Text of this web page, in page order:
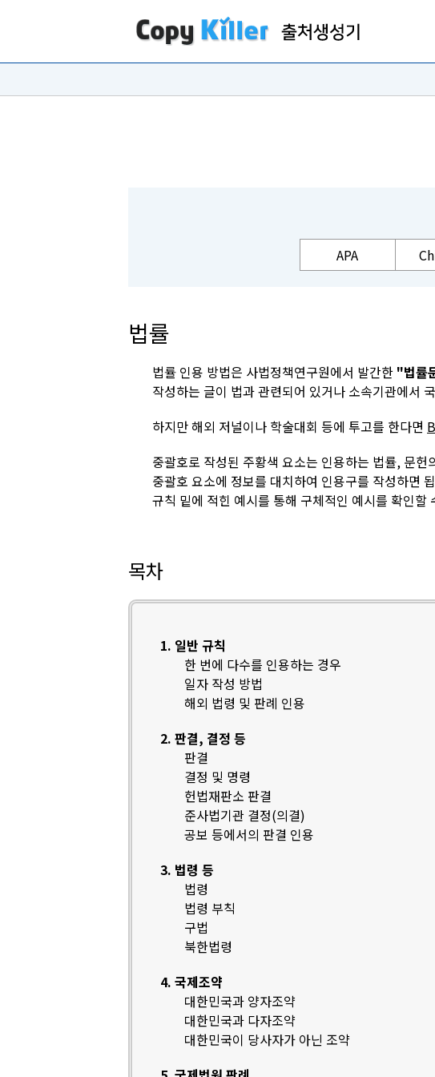
APA
법률
법률 인용 방법은 사법정책연구원에서 발간한 "법률
작성하는 글이 법과 관련되어 있거나 소속기관에서
하지만 해외 저널이나 학술대회 등에 투고를 한다면
중괄호로 작성된 주황색 요소는 인용하는 법률, 문헌
중괄호 요소에 정보를 대치하여 인용구를 작성하면
규칙 밑에 적힌 예시를 통해 구체적인 예시를 확인할
목차
1. 일반 규칙
한 번에 다수를 인용하는 경우
일자 작성 방법
해외 법령 및 판례 인용
2. 판결, 결정 등
판결
결정 및 명령
헌법재판소 판결
준사법기관 결정(의결)
공보 등에서의 판결 인용
3. 법령 등
법령
법령 부칙
구법
북한법령
4. 국제조약
대한민국과 양자조약
대한민국과 다자조약
대한민국이 당사자가 아닌 조약